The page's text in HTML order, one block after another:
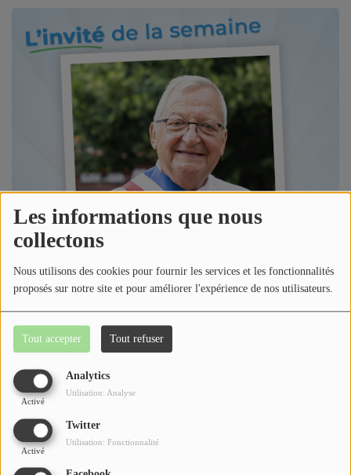
Les informations que nous
collectons
Nous utilisons des cookies pour fournir les services et les fonctionnalités
proposés sur notre site et pour améliorer l'expérience de nos utilisateurs.
Tout accepter Tout refuser
Analytics
Activé
Utilisation: Analyse
Twitter
Activé
Utilisation: Fonctionnalité
Diffusions
Podcasts
Jeu concours
Contactez-nous
Se connecter
Écouter le podcast
Dans l'émission l'Invité de la Semaine, Loric reçoit Yvan